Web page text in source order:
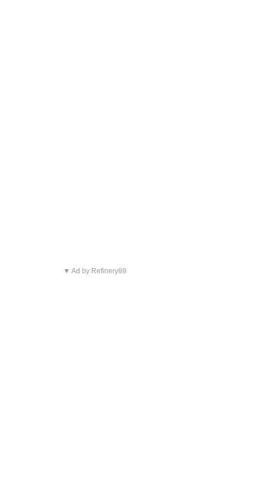
▼ Ad by Refinery89